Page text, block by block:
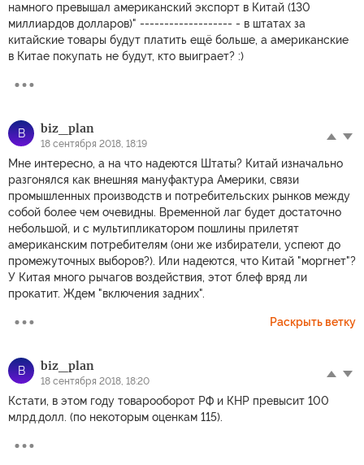
намного превышал американский экспорт в Китай (130
миллиардов долларов)" ------------------- - в штатах за
китайские товары будут платить ещё больше, а американские
в Китае покупать не будут, кто выиграет? :)
B biz_plan
18 сентября 2018, 18:19
Мне интересно, а на что надеются Штаты? Китай изначально
разгонялся как внешняя мануфактура Америки, связи
промышленных производств и потребительских рынков между
собой более чем очевидны. Временной лаг будет достаточно
небольшой, и с мультипликатором пошлины прилетят
американским потребителям (они же избиратели, успеют до
промежуточных выборов?). Или надеются, что Китай "моргнет"?
У Китая много рычагов воздействия, этот блеф вряд ли
прокатит. Ждем "включения задних".
Раскрыть ветку
B biz_plan
18 сентября 2018, 18:20
Кстати, в этом году товарооборот РФ и КНР превысит 100
млрд.долл. (по некоторым оценкам 115).